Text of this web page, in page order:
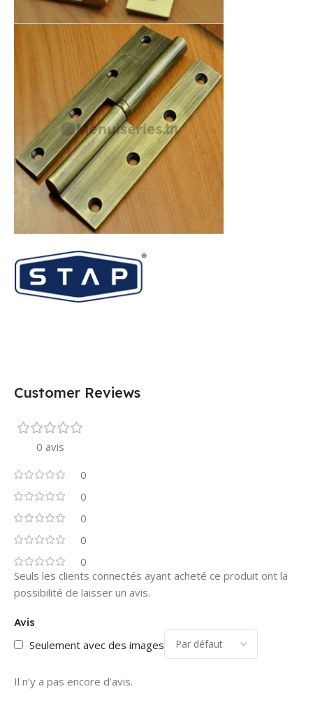
Customer Reviews
0 avis
0
0
0
0
0
Avis
Seulement avec des images
Il n’y a pas encore d’avis.
Seuls les clients connectés ayant acheté ce produit ont la
possibilité de laisser un avis.